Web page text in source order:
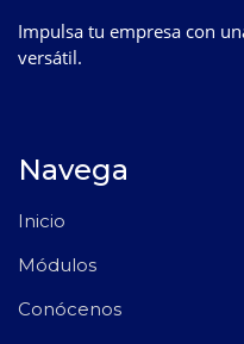
Impulsa tu empresa con
versátil.
Navega
Inicio
Módulos
Conócenos